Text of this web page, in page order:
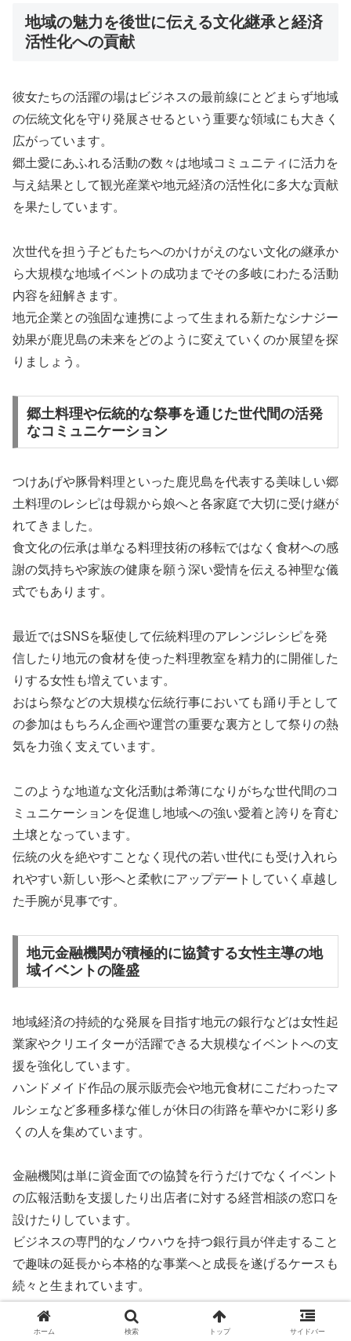
地域の魅力を後世に伝える文化継承と経済
活性化への貢献
彼女たちの活躍の場はビジネスの最前線にとどまらず地域
の伝統文化を守り発展させるという重要な領域にも大きく
広がっています。
郷土愛にあふれる活動の数々は地域コミュニティに活力を
与え結果として観光産業や地元経済の活性化に多大な貢献
を果たしています。
次世代を担う子どもたちへのかけがえのない文化の継承か
ら大規模な地域イベントの成功までその多岐にわたる活動
内容を紐解きます。
地元企業との強固な連携によって生まれる新たなシナジー
効果が鹿児島の未来をどのように変えていくのか展望を探
りましょう。
郷土料理や伝統的な祭事を通じた世代間の活発
なコミュニケーション
つけあげや豚骨料理といった鹿児島を代表する美味しい郷
土料理のレシピは母親から娘へと各家庭で大切に受け継が
れてきました。
食文化の伝承は単なる料理技術の移転ではなく食材への感
謝の気持ちや家族の健康を願う深い愛情を伝える神聖な儀
式でもあります。
最近ではSNSを駆使して伝統料理のアレンジレシピを発
信したり地元の食材を使った料理教室を精力的に開催した
りする女性も増えています。
おはら祭などの大規模な伝統行事においても踊り手として
の参加はもちろん企画や運営の重要な裏方として祭りの熱
気を力強く支えています。
このような地道な文化活動は希薄になりがちな世代間のコ
ミュニケーションを促進し地域への強い愛着と誇りを育む
土壌となっています。
伝統の火を絶やすことなく現代の若い世代にも受け入れら
れやすい新しい形へと柔軟にアップデートしていく卓越し
た手腕が見事です。
地元金融機関が積極的に協賛する女性主導の地
域イベントの隆盛
地域経済の持続的な発展を目指す地元の銀行などは女性起
業家やクリエイターが活躍できる大規模なイベントへの支
援を強化しています。
ハンドメイド作品の展示販売会や地元食材にこだわったマ
ルシェなど多種多様な催しが休日の街路を華やかに彩り多
くの人を集めています。
金融機関は単に資金面での協賛を行うだけでなくイベント
の広報活動を支援したり出店者に対する経営相談の窓口を
設けたりしています。
ビジネスの専門的なノウハウを持つ銀行員が伴走すること
で趣味の延長から本格的な事業へと成長を遂げるケースも
続々と生まれています。
これらのイベントは地域住民にとっての新しい憩いの場と
ホーム 検索 トップ サイドバー